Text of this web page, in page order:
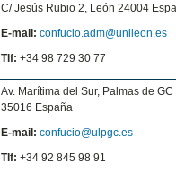
C/ Jesús Rubio 2, León 24004
E-mail: confucio.adm@unileon.es
Tlf: +34 98 729 30 77
Av. Marítima del Sur, Palmas de GC
35016 España
E-mail: confucio@ulpgc.es
Tlf: +34 92 845 98 91